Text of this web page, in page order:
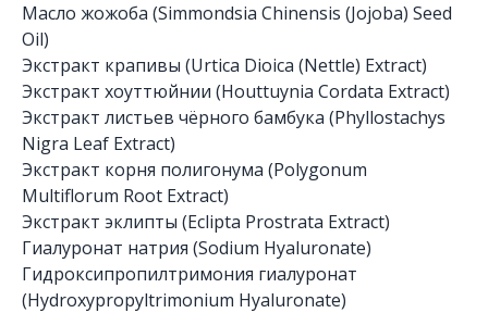
Масло жожоба (Simmondsia Chinensis (Jojoba) Seed
Oil)
Экстракт крапивы (Urtica Dioica (Nettle) Extract)
Экстракт хоуттюйнии (Houttuynia Cordata Extract)
Экстракт листьев чёрного бамбука (Phyllostachys
Nigra Leaf Extract)
Экстракт корня полигонума (Polygonum
Multiflorum Root Extract)
Экстракт эклипты (Eclipta Prostrata Extract)
Гиалуронат натрия (Sodium Hyaluronate)
Гидроксипропилтримония гиалуронат
(Hydroxypropyltrimonium Hyaluronate)